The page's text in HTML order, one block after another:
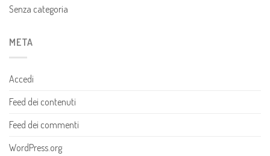
Senza categoria
META
Accedi
Feed dei contenuti
Feed dei commenti
WordPress.org